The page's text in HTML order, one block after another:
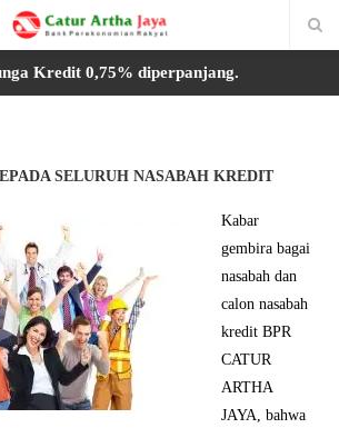
Kredit 0,75% diperpanjang.
SELURUH NASABAH KREDIT
Kabar
gembira bagai
nasabah dan
calon nasabah
kredit BPR
CATUR
ARTHA
JAYA, bahwa